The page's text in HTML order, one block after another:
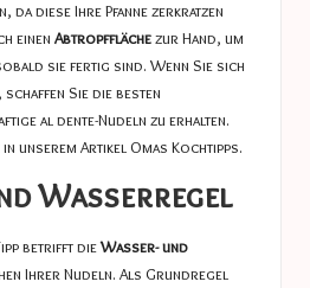
da diese Ihre Pfanne zerkratzen
einen Abtropfflächezur Hand, um
sie fertig sind. Wenn Sie sich
Sie die besten
al dente-Nudeln zu erhalten.
in unserem ArtikelOmas Kochtipps.
Wasserregel
betrifft dieWasser- und
Ihrer Nudeln. Als Grundregel